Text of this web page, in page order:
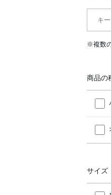
※複数
商品の
サイズ